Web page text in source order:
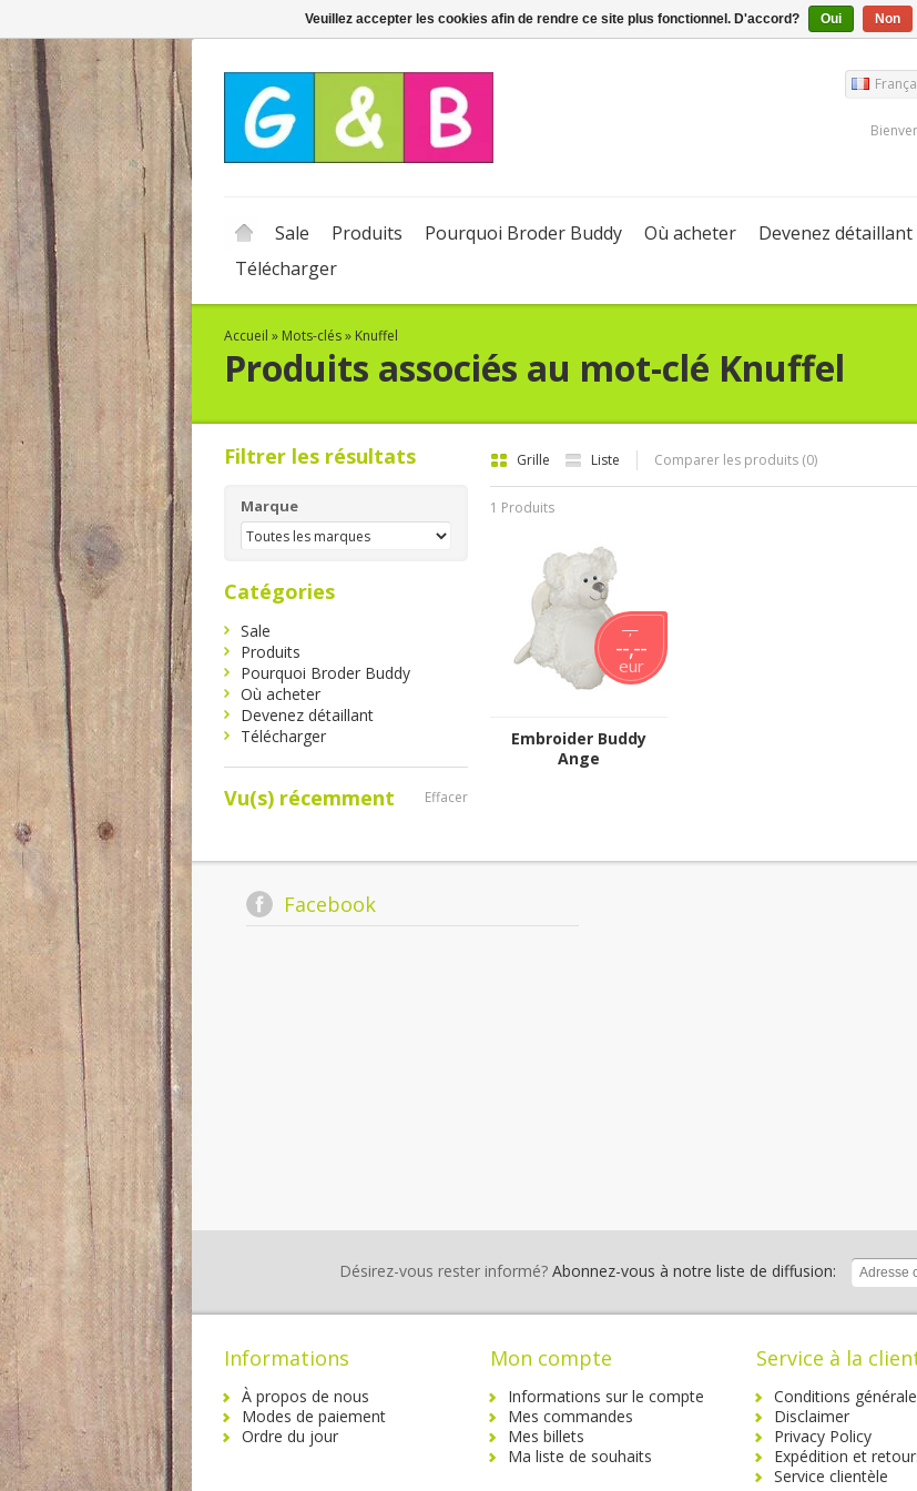
Sale Produits Pourquoi Broder Buddy Où acheter
Devenez détaillant
Télécharger
Accueil » Mots-clés» Knuffel
Produits associés au mot-clé Knuffel
Grille Liste Comparer les produits (0)
1 Produits
--,--
--,--
eur
Embroider Buddy
Ange
Filtrer les résultats
Marque
Catégories
Sale
Produits
Pourquoi Broder Buddy
Où acheter
Devenez détaillant
Télécharger
Vu(s) récemment Effacer
Facebook
Désirez-vous rester informé?Abonnez-vous à notre liste de diffusion:
Informations
À propos de nous
Modes de paiement
Ordre du jour
Mon compte
Informations sur le compte
Mes commandes
Mes billets
Ma liste de souhaits
Service à la
Conditions
Disclaimer
Privacy Policy
Expédition et
Service clientèle
Veuillez accepter les cookies afin de rendre ce site plus fonctionnel. D'accord? Oui Non